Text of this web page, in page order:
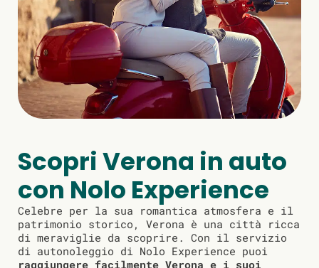
Scopri Verona in auto
con Nolo Experience
Celebre per la sua romantica atmosfera e il
patrimonio storico, Verona è una città ricca
di meraviglie da scoprire. Con il servizio
di autonoleggio di Nolo Experience puoi
raggiungere facilmente Verona e i suoi